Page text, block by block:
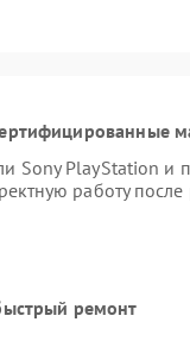
Sony PlayStation
работу
ремонт